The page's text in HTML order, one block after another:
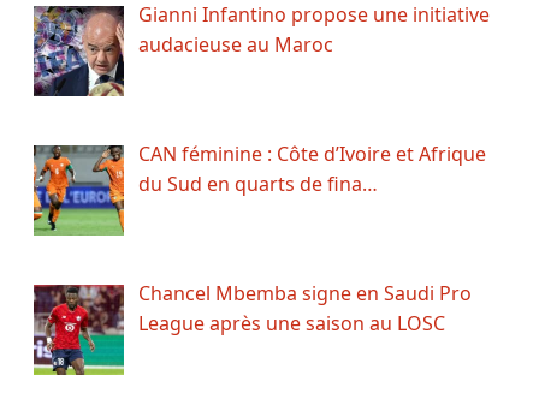
Gianni Infantino propose une initiative
audacieuse au Maroc
CAN féminine : Côte d’Ivoire et Afrique
du Sud en quarts de fina…
Chancel Mbemba signe en Saudi Pro
League après une saison au LOSC